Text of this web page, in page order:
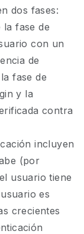
dos fases:
la fase de
con un
de
fase de
y la
contra
incluyen
(por
usuario tiene
es
crecientes